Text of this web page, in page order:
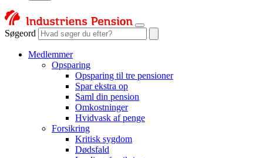
Søgeord
Medlemmer
Opsparing
Opsparing til tre pensioner
Spar ekstra op
Saml din pension
Omkostninger
Hvidvask af penge
Forsikring
Kritisk sygdom
Dødsfald